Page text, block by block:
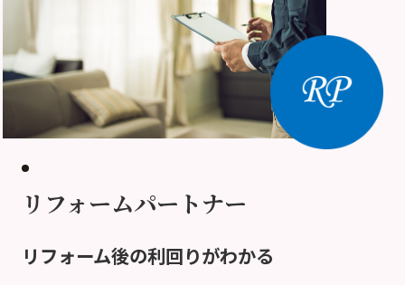
リフォームパートナー
リフォーム後の利回りがわかる